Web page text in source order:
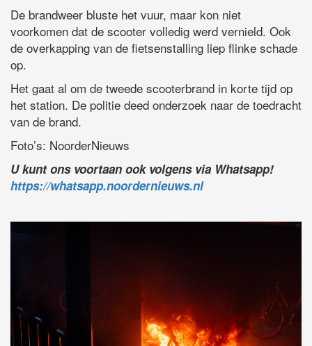
De brandweer bluste het vuur, maar kon niet
voorkomen dat de scooter volledig werd vernield. Ook
de overkapping van de fietsenstalling liep flinke schade
op.
Het gaat al om de tweede scooterbrand in korte tijd op
het station. De politie deed onderzoek naar de toedracht
van de brand.
Foto’s: NoorderNieuws
U kunt ons voortaan ook volgens via Whatsapp!
https://whatsapp.noordernieuws.nl